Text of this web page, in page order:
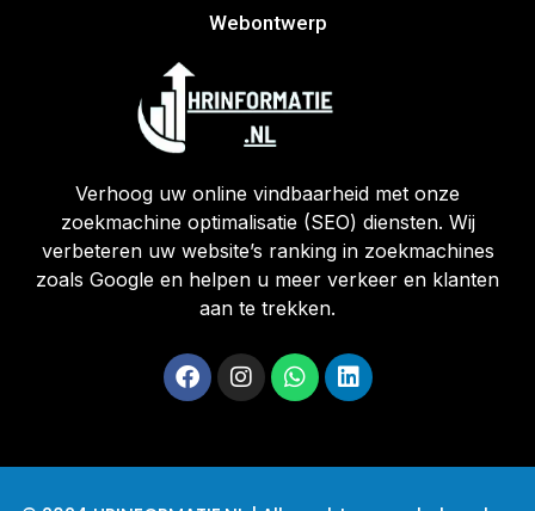
Webontwerp
Verhoog uw online vindbaarheid met onze
zoekmachine optimalisatie (SEO) diensten. Wij
verbeteren uw website’s ranking in zoekmachines
zoals Google en helpen u meer verkeer en klanten
aan te trekken.